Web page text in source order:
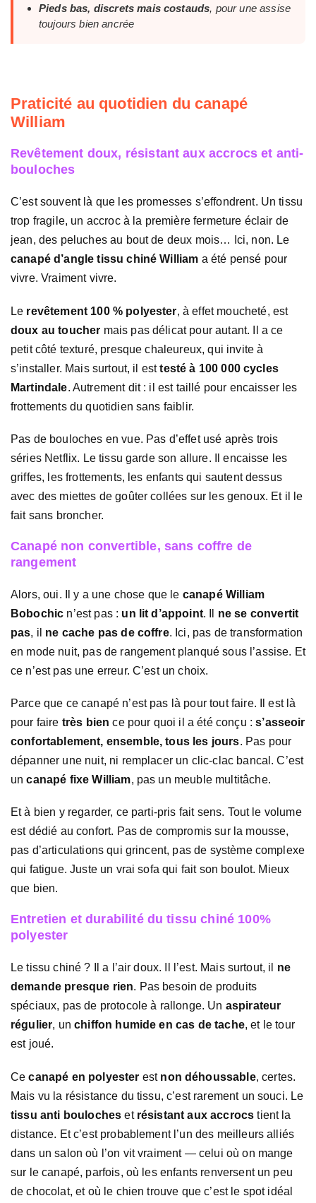
Pieds bas, discrets mais costauds, pour une assise
toujours bien ancrée
Praticité au quotidien du canapé
William
Revêtement doux, résistant aux accrocs et anti-
bouloches
C’est souvent là que les promesses s’effondrent. Un tissu
trop fragile, un accroc à la première fermeture éclair de
jean, des peluches au bout de deux mois… Ici, non. Le
canapé d’angle tissu chiné William a été pensé pour
vivre. Vraiment vivre.
Le revêtement 100 % polyester, à effet moucheté, est
doux au toucher mais pas délicat pour autant. Il a ce
petit côté texturé, presque chaleureux, qui invite à
s’installer. Mais surtout, il esttesté à 100 000 cycles
Martindale. Autrement dit : il est taillé pour encaisser les
frottements du quotidien sans faiblir.
Pas de bouloches en vue. Pas d’effet usé après trois
séries Netflix. Le tissu garde son allure. Il encaisse les
griffes, les frottements, les enfants qui sautent dessus
avec des miettes de goûter collées sur les genoux. Et il le
fait sans broncher.
Canapé non convertible, sans coffre de
rangement
Alors, oui. Il y a une chose que le canapé William
Bobochic n’est pas : un lit d’appoint. Il ne se convertit
pas, il ne cache pas de coffre. Ici, pas de transformation
en mode nuit, pas de rangement planqué sous l’assise. Et
ce n’est pas une erreur. C’est un choix.
Parce que ce canapé n’est pas là pour tout faire. Il est là
pour faire très bien ce pour quoi il a été conçu :s’asseoir
confortablement, ensemble, tous les jours. Pas pour
dépanner une nuit, ni remplacer un clic-clac bancal. C’est
uncanapé fixe William, pas un meuble multitâche.
Et à bien y regarder, ce parti-pris fait sens. Tout le volume
est dédié au confort. Pas de compromis sur la mousse,
pas d’articulations qui grincent, pas de système complexe
qui fatigue. Juste un vrai sofa qui fait son boulot. Mieux
que bien.
Entretien et durabilité du tissu chiné 100%
polyester
Le tissu chiné ? Il a l’air doux. Il l’est. Mais surtout, il ne
demande presque rien. Pas besoin de produits
spéciaux, pas de protocole à rallonge. Un aspirateur
régulier, unchiffon humide en cas de tache, et le tour
est joué.
Cecanapé en polyester est non déhoussable, certes.
Mais vu la résistance du tissu, c’est rarement un souci. Le
tissu anti bouloches et résistant aux accrocs tient la
distance. Et c’est probablement l’un des meilleurs alliés
dans un salon où l’on vit vraiment — celui où on mange
sur le canapé, parfois, où les enfants renversent un peu
de chocolat, et où le chien trouve que c’est le spot idéal